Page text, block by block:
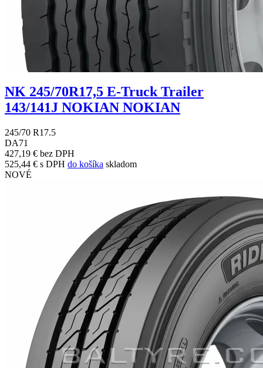
NK 245/70R17,5 E-Truck Trailer
143/141J NOKIAN NOKIAN
245/70 R17.5
DA71
427,19 € bez DPH
525,44 € s DPH do košíka skladom
NOVÉ